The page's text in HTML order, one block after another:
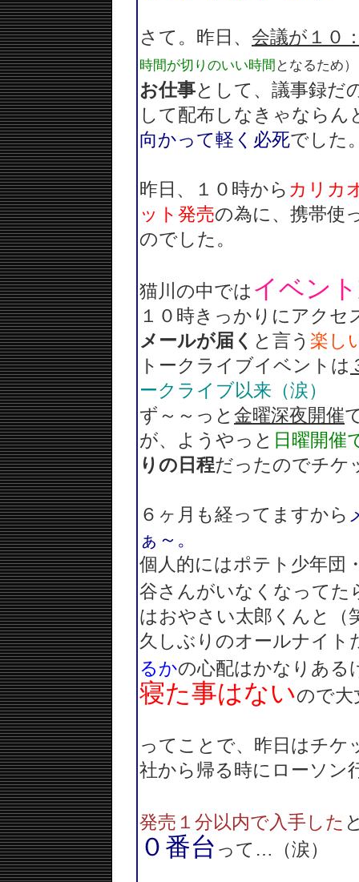
さて。昨日、 会議が１０
時間が切りのいい時間 となるため）
お仕事として、議事録だ
して配布しなきゃなら
向かって軽く必死でした
昨日、１０時から カリカ
ット発売の為に、携帯使
のでした。
猫川の中では イベン
１０時きっかりにアクセ
メールが届く と言う 楽し
トークライブイベントは
ークライブ以来（涙）
ず～～っと 金曜深夜開催
が、ようやっと 日曜開催
りの日程だったのでチケ
６ヶ月も経ってますから
ぁ～。
個人的にはポテト少年団
谷さんがいなくなってた
はおやさい太郎くんと（
久しぶりのオールナイト
るかの心配はかなりある
寝た事はないので大
ってことで、昨日はチケ
社から帰る時にローソ
発売１分以内で入手した
０番台 って…（涙）